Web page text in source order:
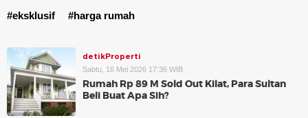
#eksklusif
#harga rumah
detikProperti
Sabtu, 16 Mei 2026 17:36 WIB
Rumah Rp 89 M Sold Out Kilat, Para Sultan
Beli Buat Apa Sih?